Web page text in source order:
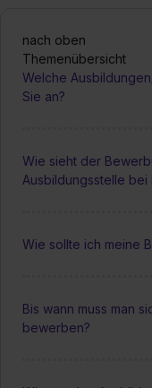
nach oben
Themenübersicht
Welche
Sie an?
Wie sieht der
Ausbildungsstelle bei
Wie sollte ich meine
Bis wann muss man
bewerben?